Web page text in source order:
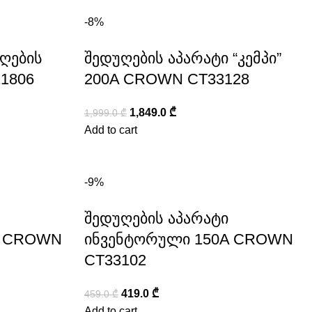
-8%
შედუღების აპარატი “კემპი”
200A CROWN CT33128
1,999.0₾ 1,849.0 ₾
Add to cart
-9%
შედუღების აპარატი
ინვენტორული 150A CROWN
CT33102
459.0₾ 419.0 ₾